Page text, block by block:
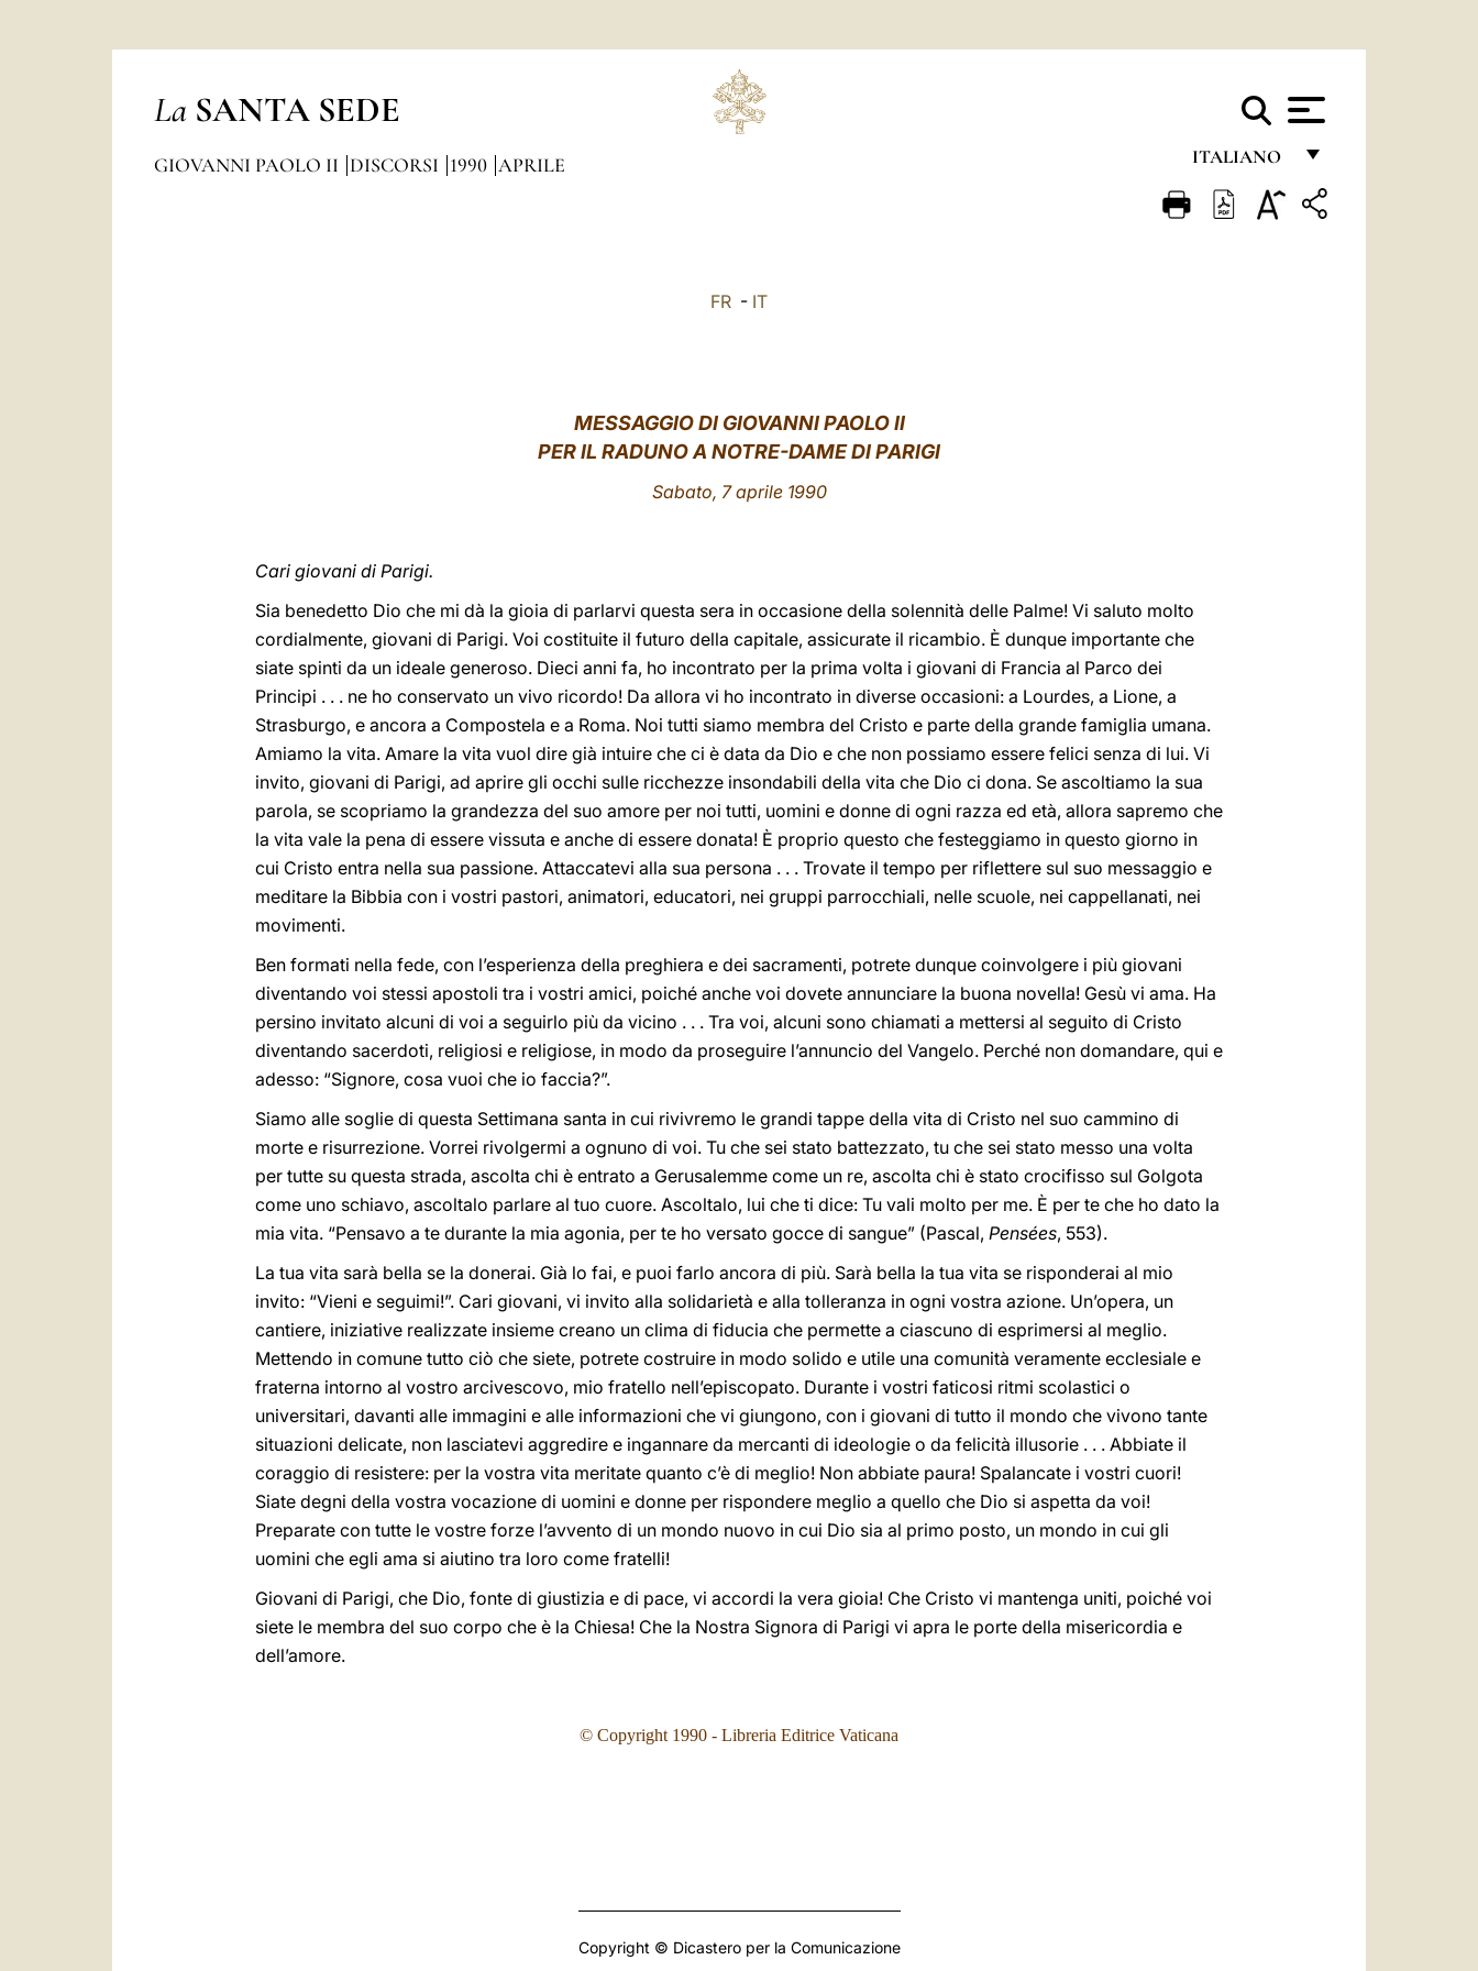
La SANTA SEDE
ITALIANO
FRANÇAIS
GIOVANNI PAOLO II DISCORSI 1990 APRILE
FR - IT
MESSAGGIO DI GIOVANNI PAOLO II
PER IL RADUNO A NOTRE-DAME DI PARIGI
Sabato, 7 aprile 1990
Cari giovani di Parigi.
Sia benedetto Dio che mi dà la gioia di parlarvi questa sera in occasione della solennità delle Palme! Vi saluto molto
cordialmente, giovani di Parigi. Voi costituite il futuro della capitale, assicurate il ricambio. È dunque importante che
siate spinti da un ideale generoso. Dieci anni fa, ho incontrato per la prima volta i giovani di Francia al Parco dei
Principi . . . ne ho conservato un vivo ricordo! Da allora vi ho incontrato in diverse occasioni: a Lourdes, a Lione, a
Strasburgo, e ancora a Compostela e a Roma. Noi tutti siamo membra del Cristo e parte della grande famiglia umana.
Amiamo la vita. Amare la vita vuol dire già intuire che ci è data da Dio e che non possiamo essere felici senza di lui. Vi
invito, giovani di Parigi, ad aprire gli occhi sulle ricchezze insondabili della vita che Dio ci dona. Se ascoltiamo la sua
parola, se scopriamo la grandezza del suo amore per noi tutti, uomini e donne di ogni razza ed età, allora sapremo che
la vita vale la pena di essere vissuta e anche di essere donata! È proprio questo che festeggiamo in questo giorno in
cui Cristo entra nella sua passione. Attaccatevi alla sua persona . . . Trovate il tempo per riflettere sul suo messaggio e
meditare la Bibbia con i vostri pastori, animatori, educatori, nei gruppi parrocchiali, nelle scuole, nei cappellanati, nei
movimenti.
Ben formati nella fede, con l’esperienza della preghiera e dei sacramenti, potrete dunque coinvolgere i più giovani
diventando voi stessi apostoli tra i vostri amici, poiché anche voi dovete annunciare la buona novella! Gesù vi ama. Ha
persino invitato alcuni di voi a seguirlo più da vicino . . . Tra voi, alcuni sono chiamati a mettersi al seguito di Cristo
diventando sacerdoti, religiosi e religiose, in modo da proseguire l’annuncio del Vangelo. Perché non domandare, qui e
adesso: “Signore, cosa vuoi che io faccia?”.
Siamo alle soglie di questa Settimana santa in cui rivivremo le grandi tappe della vita di Cristo nel suo cammino di
morte e risurrezione. Vorrei rivolgermi a ognuno di voi. Tu che sei stato battezzato, tu che sei stato messo una volta
per tutte su questa strada, ascolta chi è entrato a Gerusalemme come un re, ascolta chi è stato crocifisso sul Golgota
come uno schiavo, ascoltalo parlare al tuo cuore. Ascoltalo, lui che ti dice: Tu vali molto per me. È per te che ho dato la
mia vita. “Pensavo a te durante la mia agonia, per te ho versato gocce di sangue” (Pascal, Pensées, 553).
La tua vita sarà bella se la donerai. Già lo fai, e puoi farlo ancora di più. Sarà bella la tua vita se risponderai al mio
invito: “Vieni e seguimi!”. Cari giovani, vi invito alla solidarietà e alla tolleranza in ogni vostra azione. Un’opera, un
cantiere, iniziative realizzate insieme creano un clima di fiducia che permette a ciascuno di esprimersi al meglio.
Mettendo in comune tutto ciò che siete, potrete costruire in modo solido e utile una comunità veramente ecclesiale e
fraterna intorno al vostro arcivescovo, mio fratello nell’episcopato. Durante i vostri faticosi ritmi scolastici o
universitari, davanti alle immagini e alle informazioni che vi giungono, con i giovani di tutto il mondo che vivono tante
situazioni delicate, non lasciatevi aggredire e ingannare da mercanti di ideologie o da felicità illusorie . . . Abbiate il
coraggio di resistere: per la vostra vita meritate quanto c’è di meglio! Non abbiate paura! Spalancate i vostri cuori!
Siate degni della vostra vocazione di uomini e donne per rispondere meglio a quello che Dio si aspetta da voi!
Preparate con tutte le vostre forze l’avvento di un mondo nuovo in cui Dio sia al primo posto, un mondo in cui gli
uomini che egli ama si aiutino tra loro come fratelli!
Giovani di Parigi, che Dio, fonte di giustizia e di pace, vi accordi la vera gioia! Che Cristo vi mantenga uniti, poiché voi
siete le membra del suo corpo che è la Chiesa! Che la Nostra Signora di Parigi vi apra le porte della misericordia e
dell’amore.
© Copyright 1990 - Libreria Editrice Vaticana
Copyright © Dicastero per la Comunicazione